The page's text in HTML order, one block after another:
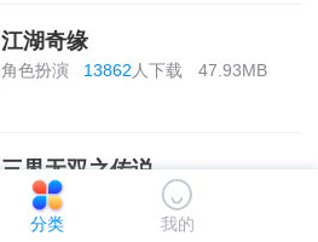
江湖奇缘
角色扮演 13862 人下载 47.93MB
三界无双之传说
传奇 38308 115.73MB
分类 我的